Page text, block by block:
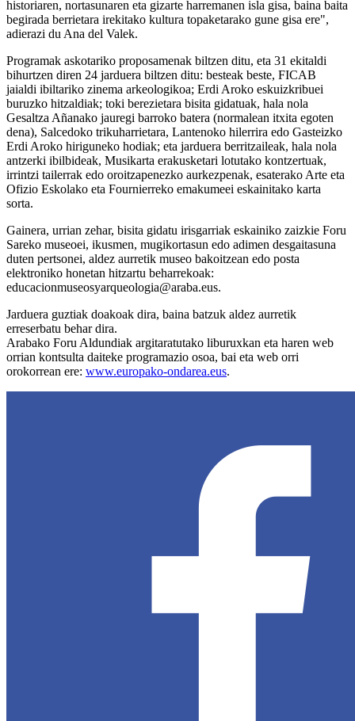
historiaren, nortasunaren eta gizarte harremanen isla gisa, baina baita
begirada berrietara irekitako kultura topaketarako gune gisa ere",
adierazi du Ana del Valek.
Programak askotariko proposamenak biltzen ditu, eta 31 ekitaldi
bihurtzen diren 24 jarduera biltzen ditu: besteak beste, FICAB
jaialdi ibiltariko zinema arkeologikoa; Erdi Aroko eskuizkribuei
buruzko hitzaldiak; toki berezietara bisita gidatuak, hala nola
Gesaltza Añanako jauregi barroko batera (normalean itxita egoten
dena), Salcedoko trikuharrietara, Lantenoko hilerrira edo Gasteizko
Erdi Aroko hiriguneko hodiak; eta jarduera berritzaileak, hala nola
antzerki ibilbideak, Musikarta erakusketari lotutako kontzertuak,
irrintzi tailerrak edo oroitzapenezko aurkezpenak, esaterako Arte eta
Ofizio Eskolako eta Fournierreko emakumeei eskainitako karta
sorta.
Gainera, urrian zehar, bisita gidatu irisgarriak eskainiko zaizkie Foru
Sareko museoei, ikusmen, mugikortasun edo adimen desgaitasuna
duten pertsonei, aldez aurretik museo bakoitzean edo posta
elektroniko honetan hitzartu beharrekoak:
educacionmuseosyarqueologia@araba.eus.
Jarduera guztiak doakoak dira, baina batzuk aldez aurretik
erreserbatu behar dira.
Arabako Foru Aldundiak argitaratutako liburuxkan eta haren web
orrian kontsulta daiteke programazio osoa, bai eta web orri
orokorrean ere: www.europako-ondarea.eus.